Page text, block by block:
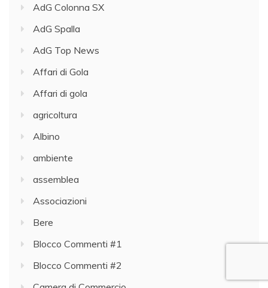
a
e
r
t
o
d
e
i
o
m
u
AdG Colonna SX
AdG Spalla
AdG Top News
Affari di Gola
Affari di gola
agricoltura
Albino
ambiente
assemblea
Associazioni
Bere
Blocco Commenti #1
Blocco Commenti #2